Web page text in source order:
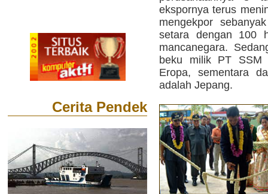
Cerita Pendek
ekspornya terus
mengekpor
setara dengan 100
mancanegara.
beku milik PT SSM
Eropa, sementara
adalah Jepang.